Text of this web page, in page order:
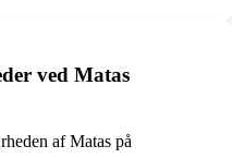
ved Matas
af Matas på